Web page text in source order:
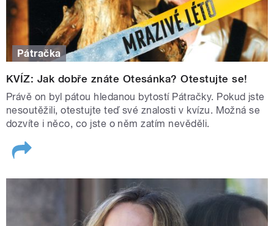
Pátračka
KVÍZ: Jak dobře znáte Otesánka? Otestujte se!
Právě on byl pátou hledanou bytostí Pátračky. Pokud jste
nesoutěžili, otestujte teď své znalosti v kvízu. Možná se
dozvíte i něco, co jste o něm zatím nevěděli.